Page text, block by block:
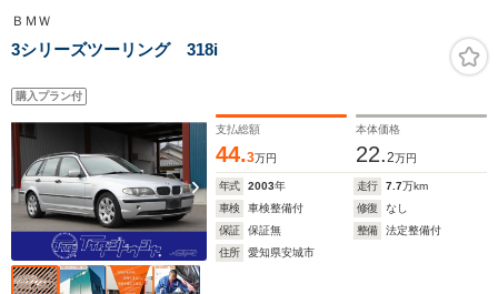
ＢＭＷ
3シリーズツーリング 318i
購入プラン付
支払総額
44.3万円
本体価格
22.2万円
年式 2003年 走行 7.7万km
車検
車検整備付 修復
なし
保証
保証無 整備
法定整備付
住所
愛知県安城市